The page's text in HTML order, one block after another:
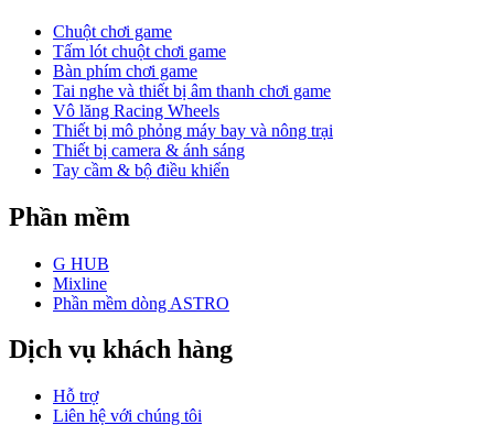
Chuột chơi game
Tấm lót chuột chơi game
Bàn phím chơi game
Tai nghe và thiết bị âm thanh chơi game
Vô lăng Racing Wheels
Thiết bị mô phỏng máy bay và nông trại
Thiết bị camera & ánh sáng
Tay cầm & bộ điều khiển
Phần mềm
G HUB
Mixline
Phần mềm dòng ASTRO
Dịch vụ khách hàng
Hỗ trợ
Liên hệ với chúng tôi